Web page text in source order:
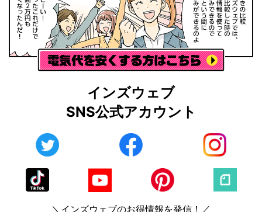
インズウェブ
SNS公式アカウント
＼インズウェブのお得情報を発信！／